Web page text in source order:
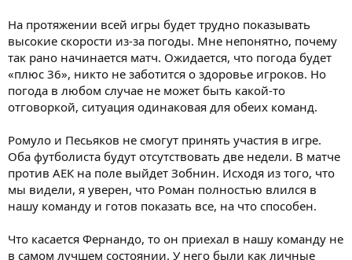
На протяжении всей игры будет трудно показывать
высокие скорости из-за погоды. Мне непонятно, почему
так рано начинается матч. Ожидается, что погода будет
«плюс 36», никто не заботится о здоровье игроков. Но
погода в любом случае не может быть какой-то
отговоркой, ситуация одинаковая для обеих команд.
Ромуло и Песьяков не смогут принять участия в игре.
Оба футболиста будут отсутствовать две недели. В матче
против АЕК на поле выйдет Зобнин. Исходя из того, что
мы видели, я уверен, что Роман полностью влился в
нашу команду и готов показать все, на что способен.
Что касается Фернандо, то он приехал в нашу команду не
в самом лучшем состоянии. У него были как личные